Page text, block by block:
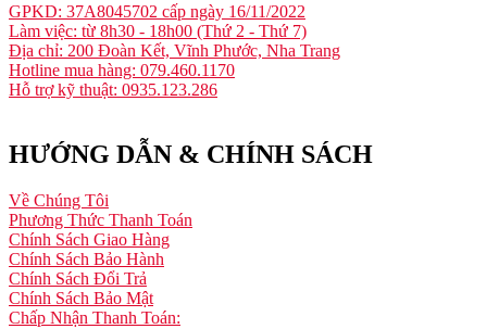
GPKD: 37A8045702 cấp ngày 16/11/2022
Làm việc: từ 8h30 - 18h00 (Thứ 2 - Thứ 7)
Địa chỉ: 200 Đoàn Kết, Vĩnh Phước, Nha Trang
Hotline mua hàng: 079.460.1170
Hỗ trợ kỹ thuật: 0935.123.286
HƯỚNG DẪN & CHÍNH SÁCH
Về Chúng Tôi
Phương Thức Thanh Toán
Chính Sách Giao Hàng
Chính Sách Bảo Hành
Chính Sách Đổi Trả
Chính Sách Bảo Mật
Chấp Nhận Thanh Toán: